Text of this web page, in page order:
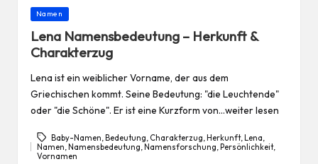
Posted
Namen
Lena Namensbedeutung – Herkunft &
Charakterzug
Lena ist ein weiblicher Vorname, der aus dem
Griechischen kommt. Seine Bedeutung: "die Leuchtende"
oder "die Schöne". Er ist eine Kurzform von…weiter lesen
Tags:
Baby-Namen, Bedeutung, Charakterzug, Herkunft, Lena,
Namen, Namensbedeutung, Namensforschung, Persönlichkeit,
Vornamen